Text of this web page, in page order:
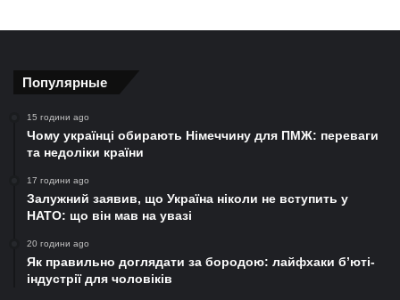
Популярные
15 години ago
Чому українці обирають Німеччину для ПМЖ: переваги
та недоліки країни
17 години ago
Залужний заявив, що Україна ніколи не вступить у
НАТО: що він мав на увазі
20 години ago
Як правильно доглядати за бородою: лайфхаки б’юті-
індустрії для чоловіків